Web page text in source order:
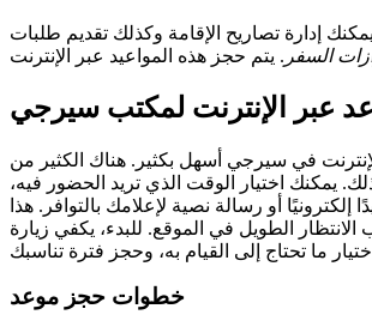
إدارة تصاريح الإقامة وكذلك تقديم طلبات
السفر
عبر الإنترنت لمكتب سيرجي
في سيرجي أسهل بكثير. هناك الكثير من
بذلك. يمكنك اختيار الوقت الذي تريد الحضور فيه،
إلكترونيًا أو رسالة نصية لإعلامك بالتوافر. هذا
الطويل في الموقع. للبدء، يكفي زيارة
خطوات حجز موعد